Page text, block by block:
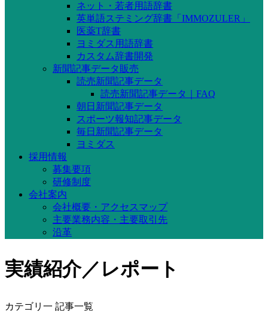
ネット・若者用語辞書
英単語ステミング辞書「IMMOZULER」
医薬T辞書
ヨミダス用語辞書
カスタム辞書開発
新聞記事データ販売
読売新聞記事データ
読売新聞記事データ｜FAQ
朝日新聞記事データ
スポーツ報知記事データ
毎日新聞記事データ
ヨミダス
採用情報
募集要項
研修制度
会社案内
会社概要・アクセスマップ
主要業務内容・主要取引先
沿革
実績紹介／レポート
カテゴリ一 記事一覧